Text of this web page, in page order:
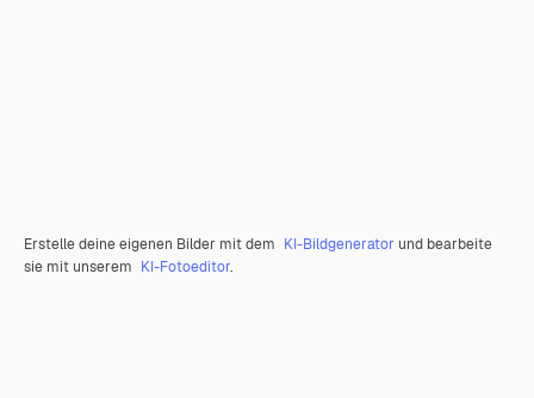
Erstelle deine eigenen Bilder mit dem KI-Bildgenerator und bearbeite
sie mit unserem KI-Fotoeditor.